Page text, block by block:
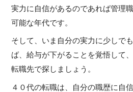
実力に自信があるのであれば管理
可能な年代です。
そして、いま自分の実力に少しで
ば、給与が下がることを覚悟して
転職先で探しましょう。
４０代の転職は、自分の職歴に自